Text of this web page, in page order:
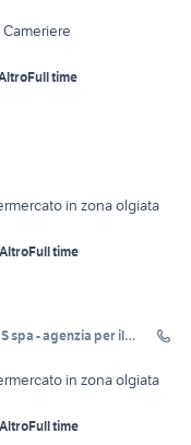
Full time
in zona olgiata
AltroFull time
il
in zona olgiata
AltroFull time